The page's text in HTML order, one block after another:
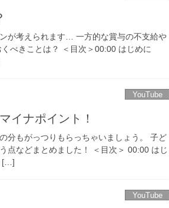
が考えられます… 一方的な賞与の不支給や
べきことは？ ＜目次＞00:00 はじめに
YouTube
イナポイント！
分もがっつりもらっちゃいましょう。 子ど
点などまとめました！ ＜目次＞ 00:00 はじ
[…]
YouTube